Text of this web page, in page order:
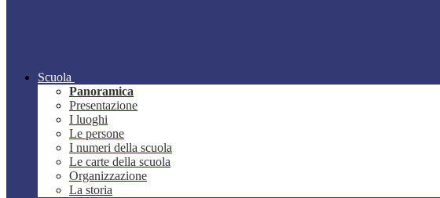
Scuola
Panoramica
Presentazione
I luoghi
Le persone
I numeri della scuola
Le carte della scuola
Organizzazione
La storia